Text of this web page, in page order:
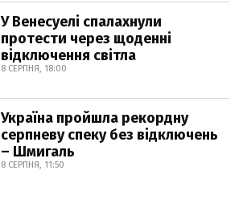
У Венесуелі спалахнули
протести через щоденні
відключення світла
8 СЕРПНЯ, 18:00
Україна пройшла рекордну
серпневу спеку без відключень
– Шмигаль
8 СЕРПНЯ, 11:50